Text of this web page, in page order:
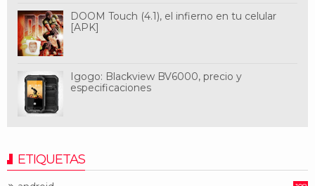
DOOM Touch (4.1), el infierno en tu celular
[APK]
Igogo: Blackview BV6000, precio y
especificaciones
ETIQUETAS